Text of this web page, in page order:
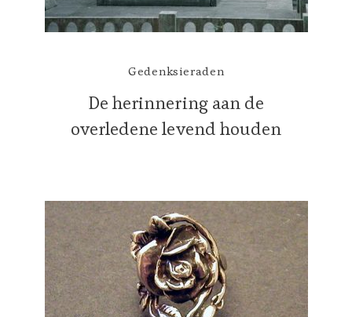
Gedenksieraden
De herinnering aan de
overledene levend houden